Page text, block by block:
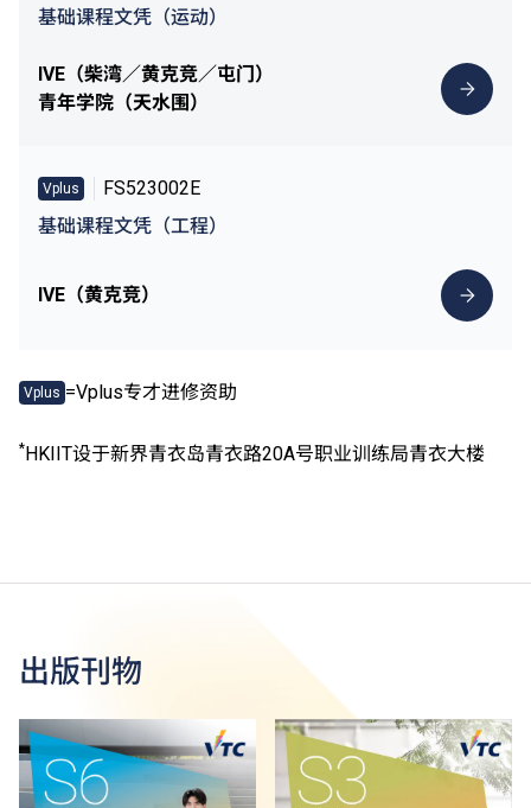
基础课程文凭（运动）
IVE（柴湾／黄克竞／屯门）
青年学院（天水围）
Vplus
FS523002E
基础课程文凭（工程）
IVE（黄克竞）
Vplus =Vplus专才进修资助
*HKIIT设于新界青衣岛青衣路20A号职业训练局青衣大楼
出版刊物